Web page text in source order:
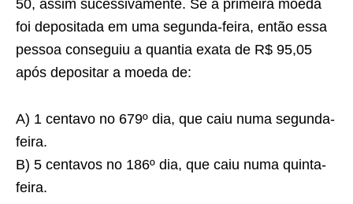
50, assim sucessivamente. Se a primeira moeda
foi depositada em uma segunda-feira, então essa
pessoa conseguiu a quantia exata de R$ 95,05
após depositar a moeda de:
A) 1 centavo no 679º dia, que caiu numa segunda-
feira.
B) 5 centavos no 186º dia, que caiu numa quinta-
feira.